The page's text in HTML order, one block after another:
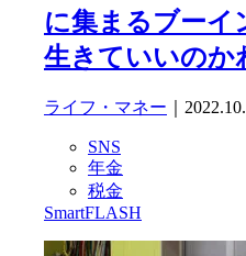
に集まるブーイ
生きていいのか
ライフ・マネー ｜
SNS
年金
税金
SmartFLASH